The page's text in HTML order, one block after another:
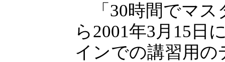
「30時間でマス
ら2001年3月15日
インでの講習用の